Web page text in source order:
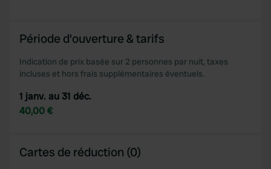
Période d'ouverture & tarifs
Indication de prix basée sur 2 personnes par nuit, taxes
incluses et hors frais supplémentaires éventuels.
1 janv. au 31 déc.
40,00 €
Cartes de réduction (0)